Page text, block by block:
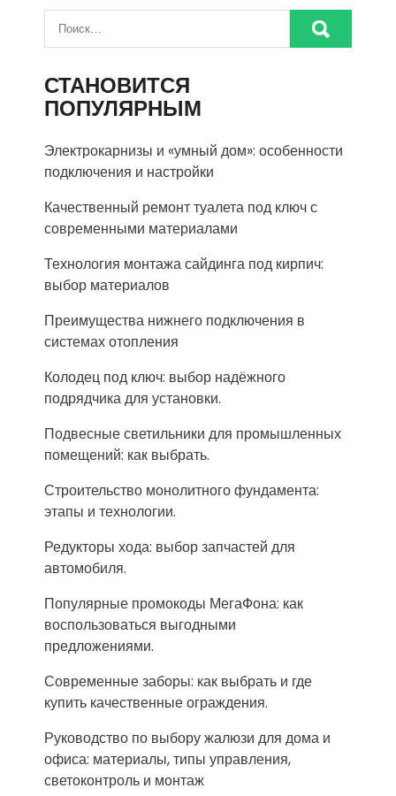
СТАНОВИТСЯ
ПОПУЛЯРНЫМ
Электрокарнизы и «умный дом»: особенности
подключения и настройки
Качественный ремонт туалета под ключ с
современными материалами
Технология монтажа сайдинга под кирпич:
выбор материалов
Преимущества нижнего подключения в
системах отопления
Колодец под ключ: выбор надёжного
подрядчика для установки.
Подвесные светильники для промышленных
помещений: как выбрать.
Строительство монолитного фундамента:
этапы и технологии.
Редукторы хода: выбор запчастей для
автомобиля.
Популярные промокоды МегаФона: как
воспользоваться выгодными
предложениями.
Современные заборы: как выбрать и где
купить качественные ограждения.
Руководство по выбору жалюзи для дома и
офиса: материалы, типы управления,
светоконтроль и монтаж